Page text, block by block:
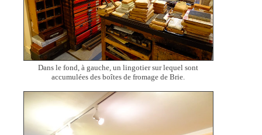
Dans le fond, à gauche, un lingotier sur lequel sont
accumulées des boîtes de fromage de Brie.